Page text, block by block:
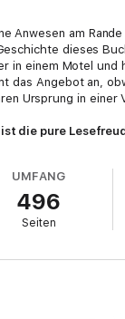
Anwesen am
dieses
einem Motel
Angebot an,
Ursprung in
die pure
UMFANG
496
Seiten